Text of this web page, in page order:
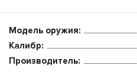
Модель оружия:
Калибр:
Производитель: